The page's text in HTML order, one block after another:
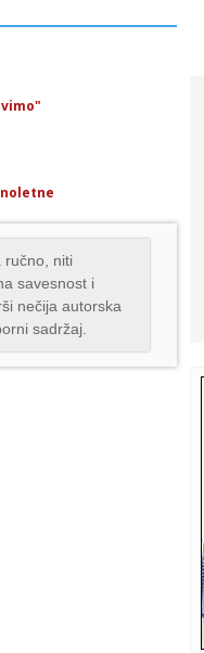
ručno, niti
savesnost i
nečija autorska
sadržaj.